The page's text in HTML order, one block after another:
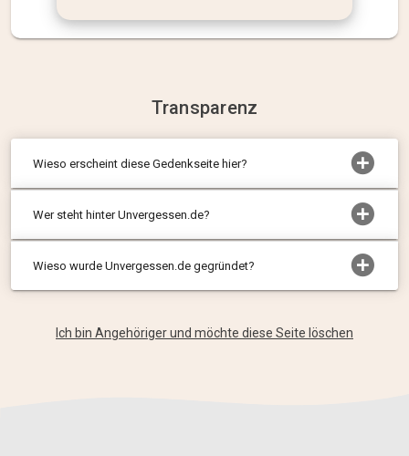
Transparenz
Wieso erscheint diese Gedenkseite hier?
Wer steht hinter Unvergessen.de?
Wieso wurde Unvergessen.de gegründet?
Ich bin Angehöriger und möchte diese Seite löschen